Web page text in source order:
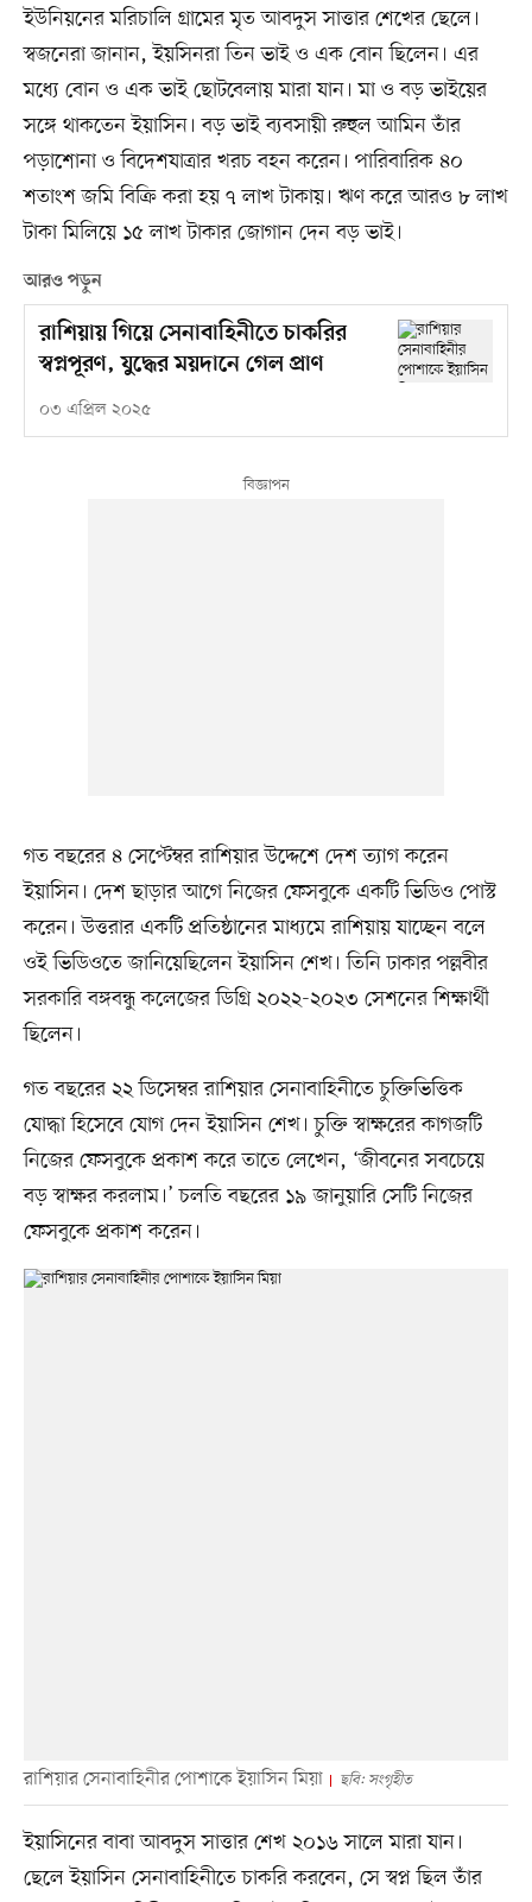
ইউনিয়নের মরিচালি গ্রামের মৃত আবদুস সাত্তার শেখের ছেলে।
স্বজনেরা জানান, ইয়সিনরা তিন ভাই ও এক বোন ছিলেন। এর
মধ্যে বোন ও এক ভাই ছোটবেলায় মারা যান। মা ও বড় ভাইয়ের
সঙ্গে থাকতেন ইয়াসিন। বড় ভাই ব্যবসায়ী রুহুল আমিন তাঁর
পড়াশোনা ও বিদেশযাত্রার খরচ বহন করেন। পারিবারিক ৪০
শতাংশ জমি বিক্রি করা হয় ৭ লাখ টাকায়। ঋণ করে আরও ৮ লাখ
টাকা মিলিয়ে ১৫ লাখ টাকার জোগান দেন বড় ভাই।
আরও পড়ুন
রাশিয়ায় গিয়ে সেনাবাহিনীতে চাকরির
স্বপ্নপূরণ, যুদ্ধের ময়দানে গেল প্রাণ
০৩ এপ্রিল ২০২৫
গত বছরের ৪ সেপ্টেম্বর রাশিয়ার উদ্দেশে দেশ ত্যাগ করেন
ইয়াসিন। দেশ ছাড়ার আগে নিজের ফেসবুকে একটি ভিডিও পোস্ট
করেন। উত্তরার একটি প্রতিষ্ঠানের মাধ্যমে রাশিয়ায় যাচ্ছেন বলে
ওই ভিডিওতে জানিয়েছিলেন ইয়াসিন শেখ। তিনি ঢাকার পল্লবীর
সরকারি বঙ্গবন্ধু কলেজের ডিগ্রি ২০২২-২০২৩ সেশনের শিক্ষার্থী
ছিলেন।
গত বছরের ২২ ডিসেম্বর রাশিয়ার সেনাবাহিনীতে চুক্তিভিত্তিক
যোদ্ধা হিসেবে যোগ দেন ইয়াসিন শেখ। চুক্তি স্বাক্ষরের কাগজটি
নিজের ফেসবুকে প্রকাশ করে তাতে লেখেন, ‘জীবনের সবচেয়ে
বড় স্বাক্ষর করলাম।’ চলতি বছরের ১৯ জানুয়ারি সেটি নিজের
ফেসবুকে প্রকাশ করেন।
রাশিয়ার সেনাবাহিনীর পোশাকে ইয়াসিন মিয়া ছবি: সংগৃহীত
ইয়াসিনের বাবা আবদুস সাত্তার শেখ ২০১৬ সালে মারা যান।
ছেলে ইয়াসিন সেনাবাহিনীতে চাকরি করবেন, সে স্বপ্ন ছিল তাঁর